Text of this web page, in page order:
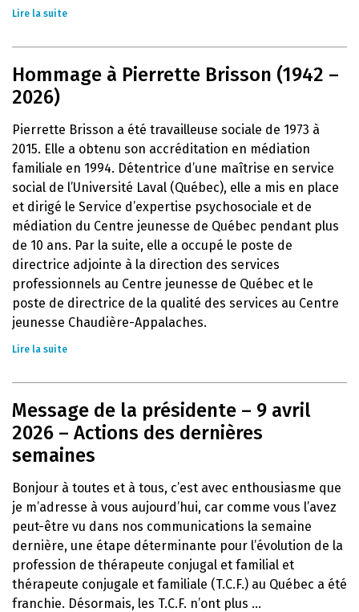
Lire la suite
Hommage à Pierrette Brisson (1942 –
2026)
Pierrette Brisson a été travailleuse sociale de 1973 à
2015. Elle a obtenu son accréditation en médiation
familiale en 1994. Détentrice d’une maîtrise en service
social de l’Université Laval (Québec), elle a mis en place
et dirigé le Service d’expertise psychosociale et de
médiation du Centre jeunesse de Québec pendant plus
de 10 ans. Par la suite, elle a occupé le poste de
directrice adjointe à la direction des services
professionnels au Centre jeunesse de Québec et le
poste de directrice de la qualité des services au Centre
jeunesse Chaudière-Appalaches.
Lire la suite
Message de la présidente – 9 avril
2026 – Actions des dernières
semaines
Bonjour à toutes et à tous, c’est avec enthousiasme que
je m’adresse à vous aujourd’hui, car comme vous l’avez
peut-être vu dans nos communications la semaine
dernière, une étape déterminante pour l’évolution de la
profession de thérapeute conjugal et familial et
thérapeute conjugale et familiale (T.C.F.) au Québec a été
franchie. Désormais, les T.C.F. n’ont plus ...